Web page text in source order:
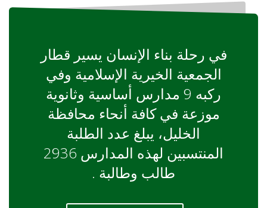
في رحلة بناء الإنسان يسير قطار
الجمعية الخيرية الإسلامية وفي
ركبه 9 مدارس أساسية وثانوية
موزعة في كافة أنحاء محافظة
الخليل، يبلغ عدد الطلبة
المنتسبين لهذه المدارس 2936
طالب وطالبة .